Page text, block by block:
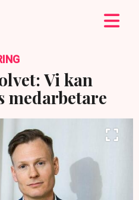
Vi kan
medarbetare